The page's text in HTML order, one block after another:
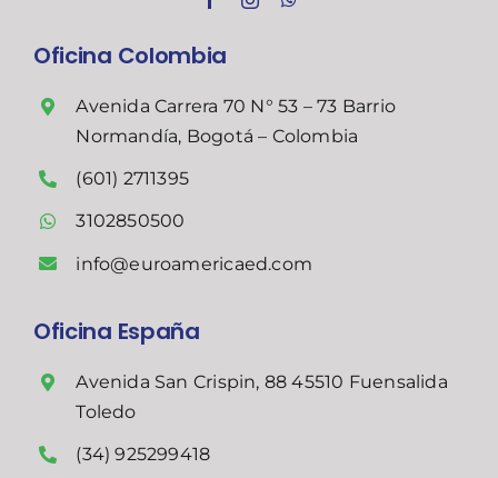
Oficina Colombia
Avenida Carrera 70 N° 53 – 73 Barrio
Normandía, Bogotá – Colombia
(601) 2711395
3102850500
info@euroamericaed.com
Oficina España
Avenida San Crispin, 88 45510 Fuensalida
Toledo
(34) 925299418